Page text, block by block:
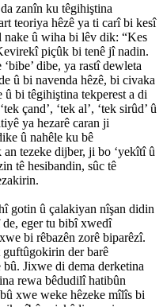
zanîn ku têgihiştina
teoriya hêzê ya ti carî bi kesî
nake û wiha bi lêv dik: “Kes
piçûk bi tenê jî nadin.
dibe, ya rastî dewleta
û bi navenda hêzê, bi civaka
bi têgihiştina tekperest a di
çand’, ‘tek al’, ‘tek sirûd’ û
ya hezarê caran ji
û nahêle ku bê
tezeke dijber, ji bo ‘yekîtî û
tê hesibandin, sûc tê
gotin û çalakiyan nîşan didin
eger tu bibî xwedî
bi rêbazên zorê biparêzî.
der barê
Jixwe di dema derketina
rewa bêdudilî hatibûn
xwe weke hêzeke mîlîs bi